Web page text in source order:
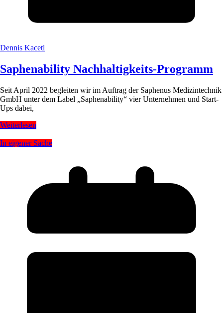
Dennis Kacetl
Saphenability Nachhaltigkeits-Programm
Seit April 2022 begleiten wir im Auftrag der Saphenus Medizintechnik
GmbH unter dem Label „Saphenability“ vier Unternehmen und Start-
Ups dabei,
Weiterlesen
In eigener Sache